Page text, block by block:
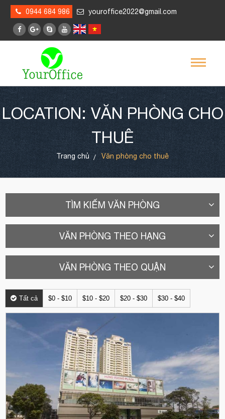
0944 684 986 youroffice2022@gmail.com
LOCATION: VĂN PHÒNG CHO
THUÊ
Trang chủ Văn phòng cho thuê
TÌM KIẾM VĂN PHÒNG
VĂN PHÒNG THEO HẠNG
VĂN PHÒNG THEO QUẬN
Tất cả $0 - $10 $10 - $20 $20 - $30 $30 - $40